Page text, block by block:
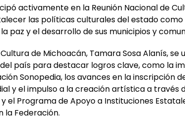
activamente en la Reunión Nacional de
las políticas culturales del estado
paz y el desarrollo de sus municipios y
de Michoacán, Tamara Sosa Alanís, se
país para destacar logros clave, como la
Sonopedia, los avances en la inscripción
y el impulso a la creación artística a través
y el Programa de Apoyo a Instituciones
la Federación.